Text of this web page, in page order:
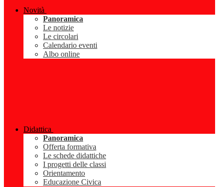
Novità
Panoramica
Le notizie
Le circolari
Calendario eventi
Albo online
Didattica
Panoramica
Offerta formativa
Le schede didattiche
I progetti delle classi
Orientamento
Educazione Civica